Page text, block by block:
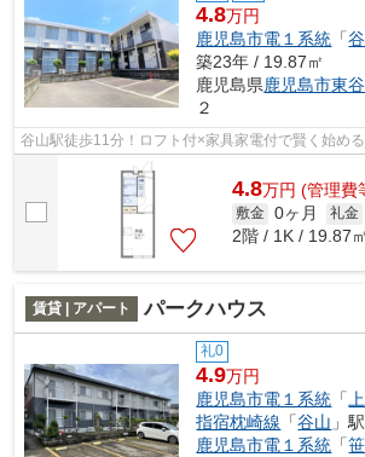
4.8万円
鹿児島市電１系統 「
築23年 / 19.87㎡
鹿児島県鹿児島市東
２
谷山駅徒歩11分！ロフト付×家具家電付で賢く始め
4.8万円 (管理費
敷金 0ヶ月 礼金
2階 / 1K / 19.87㎡
賃貸 | アパート パークハウス
礼0
4.9万円
鹿児島市電１系統 「
指宿枕崎線 「谷山 」
鹿児島市電１系統 「